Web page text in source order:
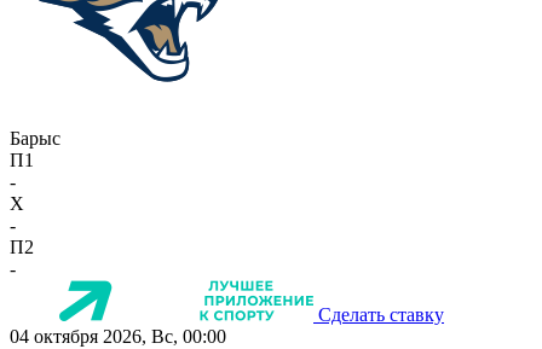
Барыс
П1
-
X
-
П2
-
Сделать ставку
04 октября 2026, Вс, 00:00